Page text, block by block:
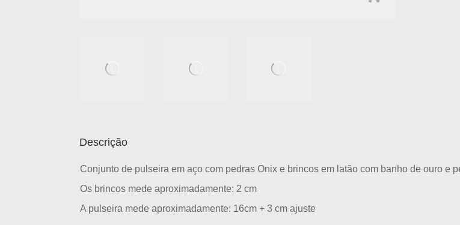
Descrição
Conjunto de pulseira em aço com pedras Onix e brincos em latão com banho de ouro e
Os brincos mede aproximadamente: 2 cm
A pulseira mede aproximadamente: 16cm + 3 cm ajuste